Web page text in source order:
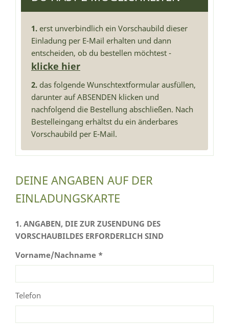
1. erst unverbindlich ein Vorschaubild dieser
Einladung per E-Mail erhalten und dann
entscheiden, ob du bestellen möchtest -
klicke hier
2. das folgende Wunschtextformular ausfüllen,
darunter auf ABSENDEN klicken und
nachfolgend die Bestellung abschließen. Nach
Bestelleingang erhältst du ein änderbares
Vorschaubild per E-Mail.
DEINE ANGABEN AUF DER
EINLADUNGSKARTE
1. ANGABEN, DIE ZUR ZUSENDUNG DES
VORSCHAUBILDES ERFORDERLICH SIND
Vorname/Nachname *
Telefon